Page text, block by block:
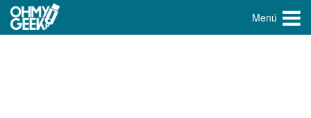
Menú